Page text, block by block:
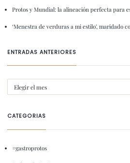
Protos y Mundial: la alineación perfecta para
‘Menestra de verduras a mi estilo’, maridado
ENTRADAS ANTERIORES
CATEGORIAS
#gastroprotos